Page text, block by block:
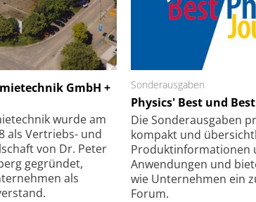
GmbH +
wurde am
als Vertriebs- und
von Dr. Peter
gegründet,
als
Sonderausgaben
Physics' Best und
Die Sonder­ausgaben
kompakt und
Produkt­informationen
Anwendungen und
wie Unternehmen ein
Forum.
+ Kirchhoff GmbH